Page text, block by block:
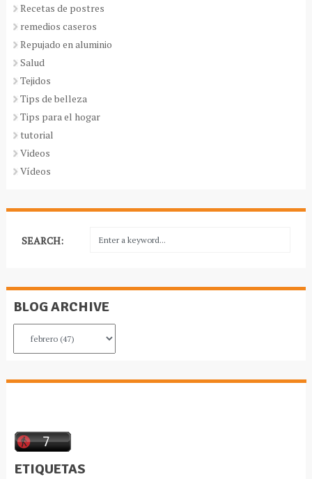
Recetas de postres
remedios caseros
Repujado en aluminio
Salud
Tejidos
Tips de belleza
Tips para el hogar
tutorial
Videos
Vídeos
SEARCH:
BLOG ARCHIVE
ETIQUETAS